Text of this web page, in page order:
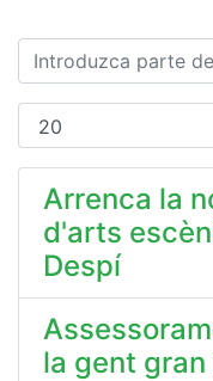
Arrenca la
d'arts
Despí
la gent